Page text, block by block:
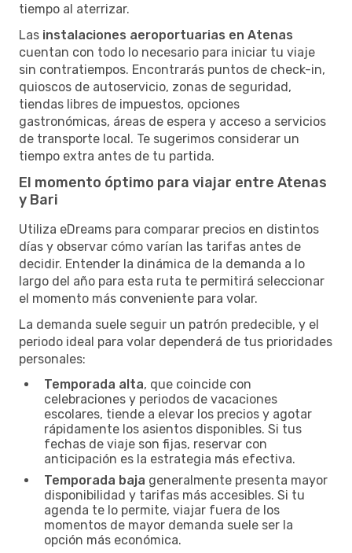
tiempo al aterrizar.
Las instalaciones aeroportuarias en Atenas
cuentan con todo lo necesario para iniciar tu viaje
sin contratiempos. Encontrarás puntos de check-in,
quioscos de autoservicio, zonas de seguridad,
tiendas libres de impuestos, opciones
gastronómicas, áreas de espera y acceso a servicios
de transporte local. Te sugerimos considerar un
tiempo extra antes de tu partida.
El momento óptimo para viajar entre Atenas
y Bari
Utiliza eDreams para comparar precios en distintos
días y observar cómo varían las tarifas antes de
decidir. Entender la dinámica de la demanda a lo
largo del año para esta ruta te permitirá seleccionar
el momento más conveniente para volar.
La demanda suele seguir un patrón predecible, y el
periodo ideal para volar dependerá de tus prioridades
personales:
Temporada alta, que coincide con
celebraciones y periodos de vacaciones
escolares, tiende a elevar los precios y agotar
rápidamente los asientos disponibles. Si tus
fechas de viaje son fijas, reservar con
anticipación es la estrategia más efectiva.
Temporada baja generalmente presenta mayor
disponibilidad y tarifas más accesibles. Si tu
agenda te lo permite, viajar fuera de los
momentos de mayor demanda suele ser la
opción más económica.